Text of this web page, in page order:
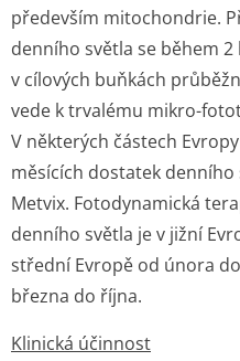
především mitochondrie.
denního světla se během
v cílových buňkách
vede k trvalému mikro-
V některých částech
měsících dostatek
Metvix. Fotodynamická
denního světla je v jižní
střední Evropě od února
března do října.
Klinická účinnost